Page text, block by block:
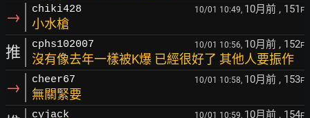
→ chiki428 10/01 10:49, 10月前 , 151 F
小水槍
推 cphs102007 10/01 10:56, 10月前 , 152F
沒有像去年一樣被K爆 已經很好了 其他人要振作
→ cheer67 10/01 10:58, 10月前 , 153F
無關緊要
cyjack 10/01 10:59, 10月前 , 154F